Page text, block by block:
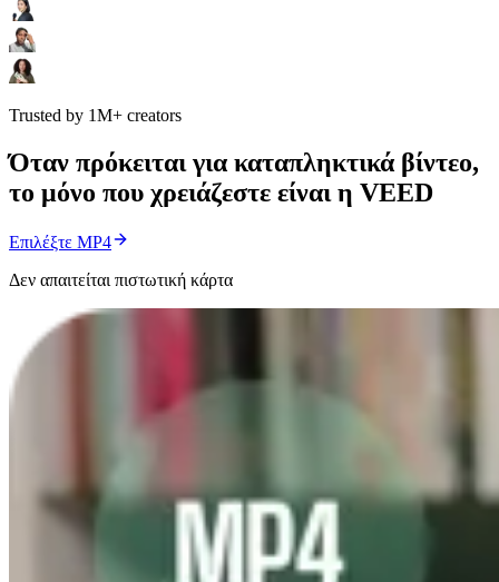
Trusted by 1M+ creators
Όταν πρόκειται για καταπληκτικά βίντεο,
το μόνο που χρειάζεστε είναι η VEED
Επιλέξτε MP4
Δεν απαιτείται πιστωτική κάρτα